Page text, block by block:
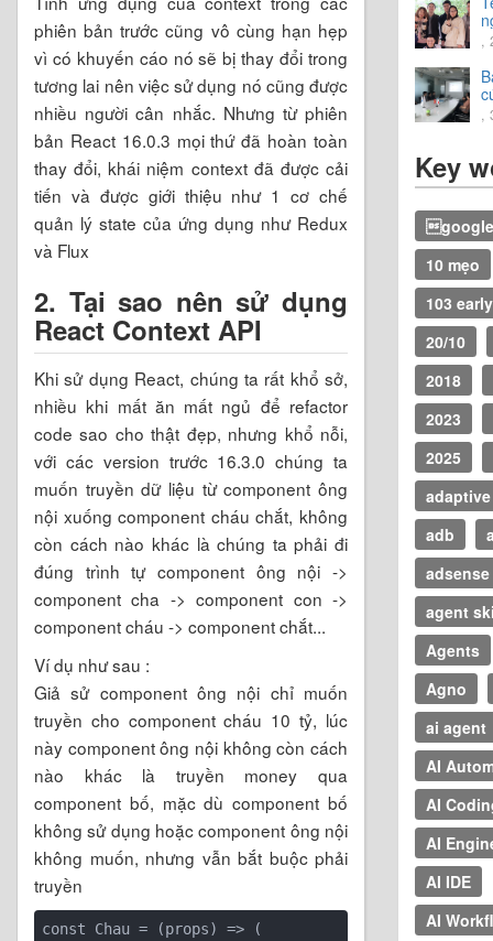
phiên bản trước cũng vô cùng hạn hẹp
vì có khuyến cáo nó sẽ bị thay đổi trong
tương lai nên việc sử dụng nó cũng được
nhiều người cân nhắc. Nhưng từ phiên
bản React 16.0.3 mọi thứ đã hoàn toàn
thay đổi, khái niệm context đã được cải
tiến và được giới thiệu như 1 cơ chế
quản lý state của ứng dụng như Redux
và Flux
2. Tại sao nên sử dụng
React Context API
Khi sử dụng React, chúng ta rất khổ sở,
nhiều khi mất ăn mất ngủ để refactor
code sao cho thật đẹp, nhưng khổ nỗi,
với các version trước 16.3.0 chúng ta
muốn truyền dữ liệu từ component ông
nội xuống component cháu chắt, không
còn cách nào khác là chúng ta phải đi
đúng trình tự component ông nội ->
component cha -> component con ->
component cháu -> component chắt...
Ví dụ như sau :
Giả sử component ông nội chỉ muốn
truyền cho component cháu 10 tỷ, lúc
này component ông nội không còn cách
nào khác là truyền money qua
component bố, mặc dù component bố
không sử dụng hoặc component ông nội
không muốn, nhưng vẫn bắt buộc phải
truyền
const Chau = (props) => (
,
,
Key
10 mẹo
103
20/10
2018
2023
2025
adb
adsense
agent
Agents
Agno
ai agent
AI
AI
AI
AI IDE
AI